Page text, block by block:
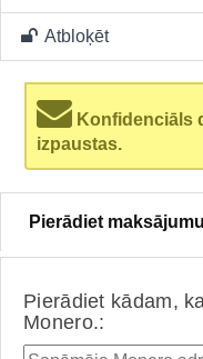
Atbloķēt
Konfidenciāls
izpaustas.
Pierādiet maksājumu
Pierādiet kādam,
Monero.: